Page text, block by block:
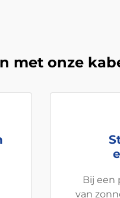
met onze
Bij een
van